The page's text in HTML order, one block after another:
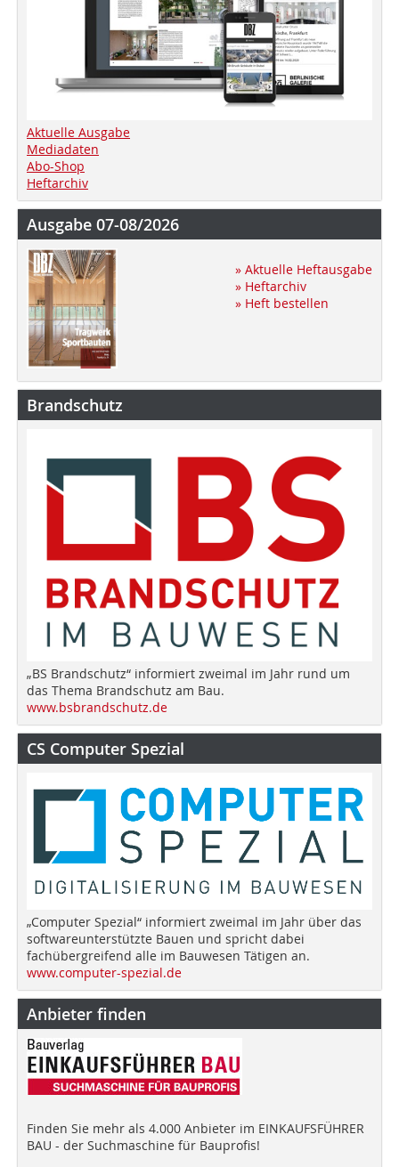
Aktuelle Ausgabe
Mediadaten
Abo-Shop
Heftarchiv
Ausgabe 07-08/2026
» Aktuelle Heftausgabe
» Heftarchiv
» Heft bestellen
Brandschutz
„BS Brandschutz“ informiert zweimal im Jahr rund um
das Thema Brandschutz am Bau.
www.bsbrandschutz.de
CS Computer Spezial
„Computer Spezial“ informiert zweimal im Jahr über das
softwareunterstützte Bauen und spricht dabei
fachübergreifend alle im Bauwesen Tätigen an.
www.computer-spezial.de
Anbieter finden
Finden Sie mehr als 4.000 Anbieter im EINKAUFSFÜHRER
BAU - der Suchmaschine für Bauprofis!